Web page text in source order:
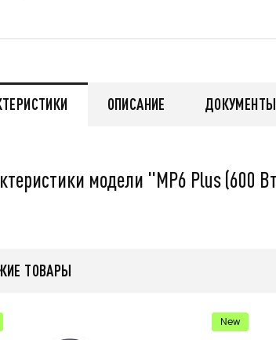
ОПИСАНИЕ ДОКУМЕНТЫ
модели "MP6 Plus (600
ТОВАРЫ
New